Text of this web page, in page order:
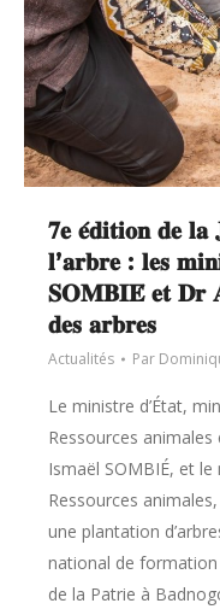
𝟕𝐞 𝐞́𝐝𝐢𝐭𝐢𝐨𝐧 𝐝𝐞
𝐥’𝐚𝐫𝐛𝐫𝐞 : 𝐥𝐞𝐬
𝐒𝐎𝐌𝐁𝐈𝐄́ 𝐞𝐭 𝐃𝐫
𝐝𝐞𝐬 𝐚𝐫𝐛𝐫𝐞𝐬
Actualités Par
Le ministre d’État,
Ressources
Ismaël SOMBIÉ, et
Ressources
une plantation
national de
de la Patrie à